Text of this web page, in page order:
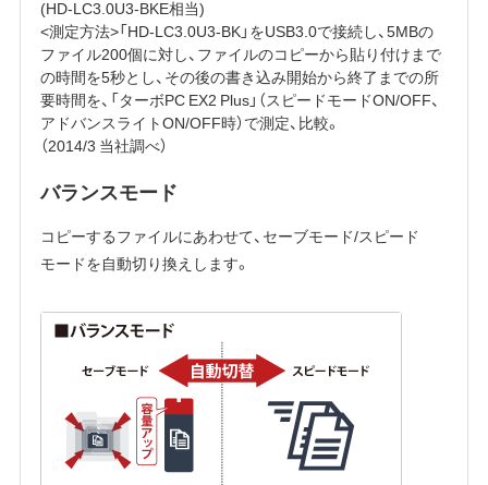
(HD-LC3.0U3-BKE相当)
<測定方法>「HD-LC3.0U3-BK」をUSB3.0で接続し、5MBの
ファイル200個に対し、ファイルのコピーから貼り付けまで
の時間を5秒とし、その後の書き込み開始から終了までの所
要時間を、「ターボPC EX2 Plus」（スピードモードON/OFF、
アドバンスライトON/OFF時）で測定、比較。
（2014/3 当社調べ）
バランスモード
コピーするファイルにあわせて、セーブモード/スピード
モードを自動切り換えします。